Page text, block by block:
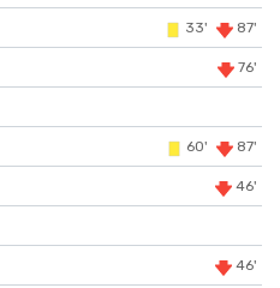
33' 87'
76'
60' 87'
46'
46'